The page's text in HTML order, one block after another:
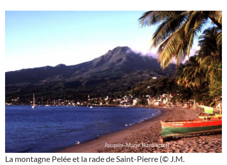
La montagne Pelée et la rade de Saint-Pierre (© J.M.